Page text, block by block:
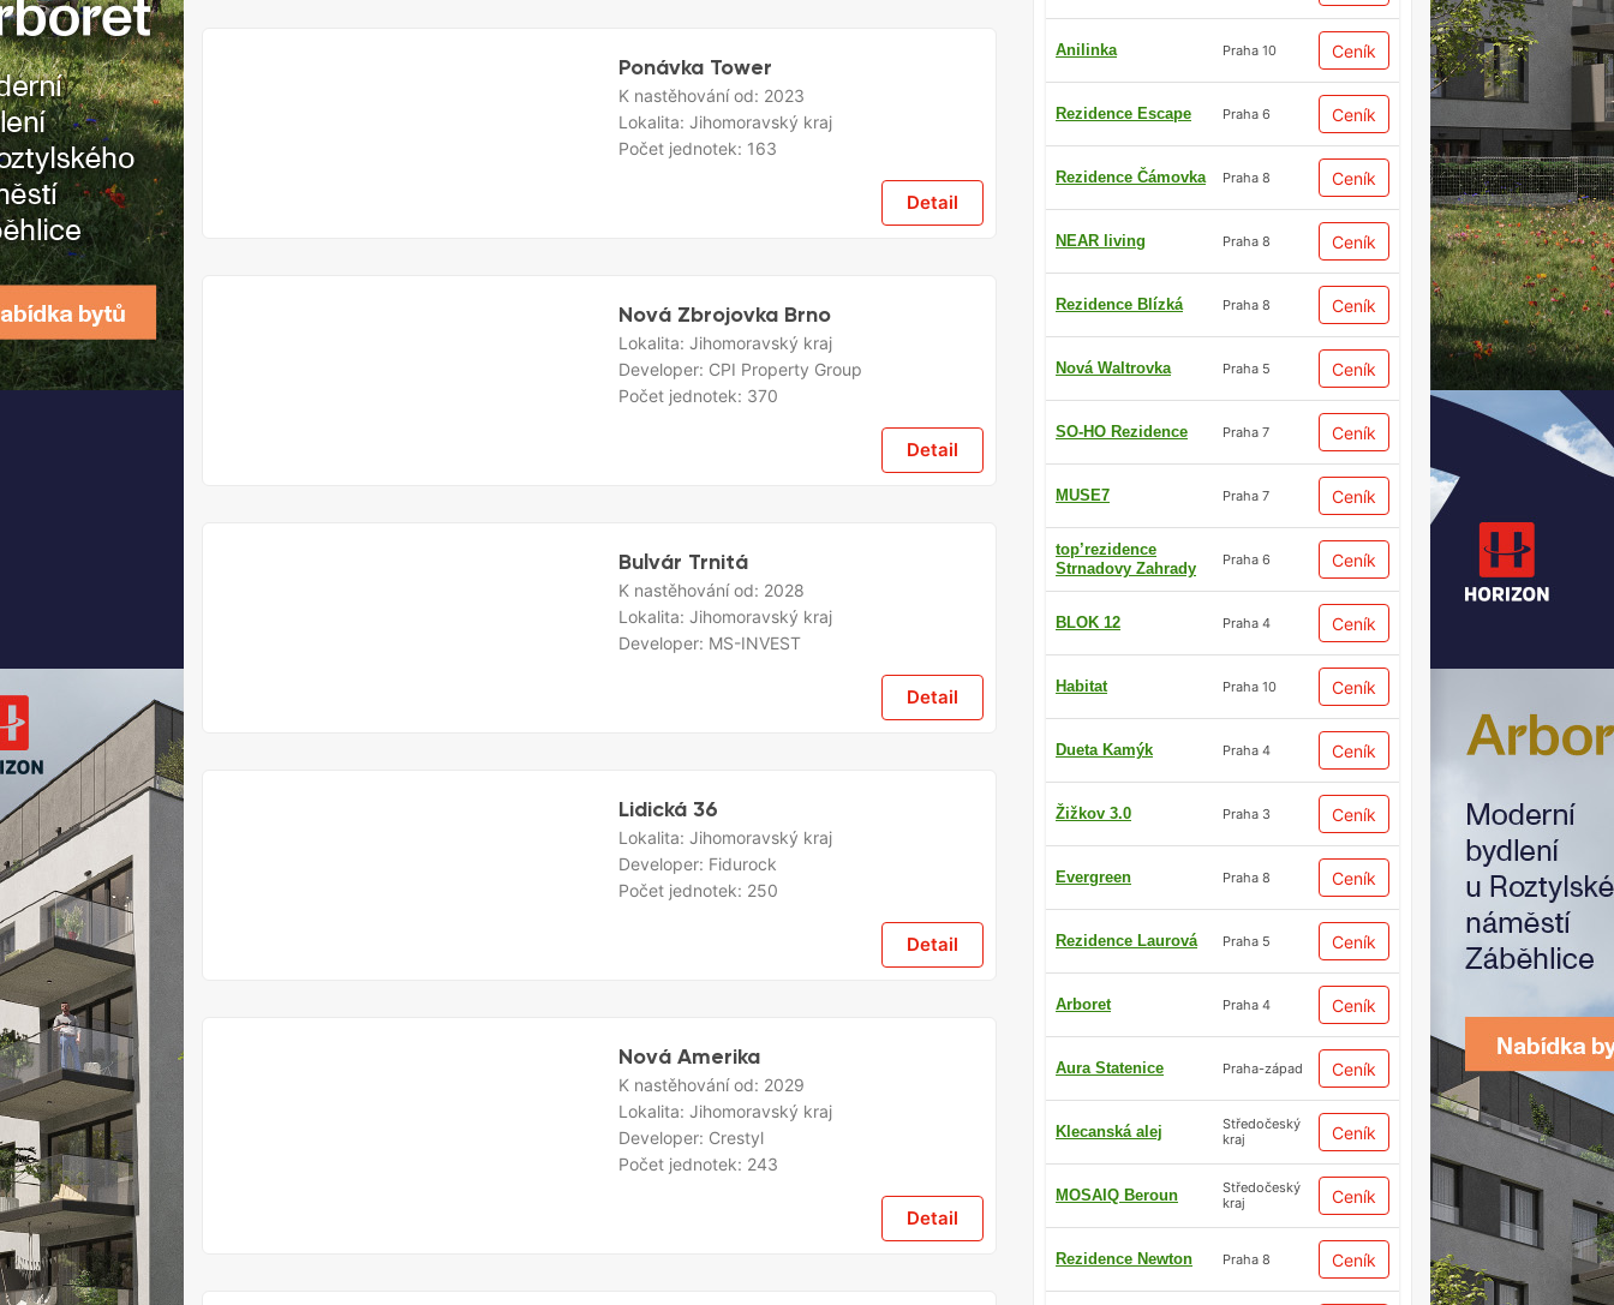
Anilinka Praha 10 Ceník
Rezidence Escape Praha 6 Ceník
Rezidence Čámovka Praha 8 Ceník
NEAR living Praha 8 Ceník
Rezidence Blízká Praha 8 Ceník
Nová Waltrovka Praha 5 Ceník
SO-HO Rezidence Praha 7 Ceník
MUSE7 Praha 7 Ceník
top’rezidence
Strnadovy Zahrady
Praha 6 Ceník
BLOK 12 Praha 4 Ceník
Habitat Praha 10 Ceník
Dueta Kamýk Praha 4 Ceník
Žižkov 3.0 Praha 3 Ceník
Evergreen Praha 8 Ceník
Rezidence Laurová Praha 5 Ceník
Arboret Praha 4 Ceník
Aura Statenice Praha-západ Ceník
Klecanská alej
Středočeský
kraj
Ceník
MOSAIQ Beroun
Středočeský
kraj
Ceník
Rezidence Newton Praha 8 Ceník
Ponávka Tower
K nastěhování od: 2023
Lokalita:Jihomoravský kraj
Počet jednotek: 163
Detail
Nová Zbrojovka Brno
Lokalita:Jihomoravský kraj
Developer: CPI Property Group
Počet jednotek: 370
Detail
Bulvár Trnitá
K nastěhování od: 2028
Lokalita:Jihomoravský kraj
Developer: MS-INVEST
Detail
Lidická 36
Lokalita:Jihomoravský kraj
Developer: Fidurock
Počet jednotek: 250
Detail
Nová Amerika
K nastěhování od: 2029
Lokalita:Jihomoravský kraj
Developer: Crestyl
Počet jednotek: 243
Detail